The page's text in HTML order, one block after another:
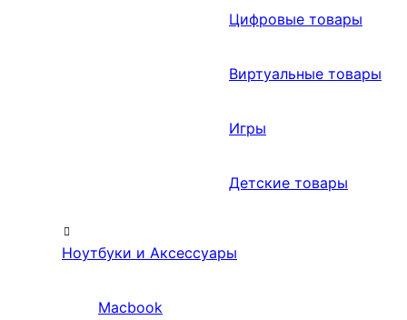
Цифровые товары
Виртуальные товары
Игры
Детские товары
Ноутбуки и Аксессуары
Macbook